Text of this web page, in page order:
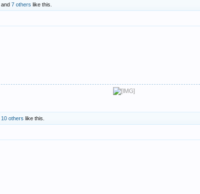
and 7 others like this.
10 others like this.